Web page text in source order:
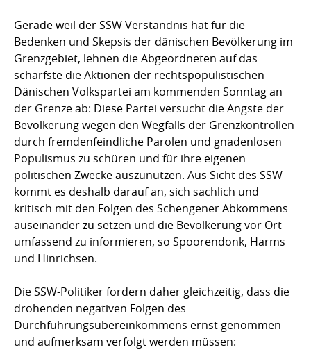
Gerade weil der SSW Verständnis hat für die
Bedenken und Skepsis der dänischen Bevölkerung im
Grenzgebiet, lehnen die Abgeordneten auf das
schärfste die Aktionen der rechtspopulistischen
Dänischen Volkspartei am kommenden Sonntag an
der Grenze ab: Diese Partei versucht die Ängste der
Bevölkerung wegen den Wegfalls der Grenzkontrollen
durch fremdenfeindliche Parolen und gnadenlosen
Populismus zu schüren und für ihre eigenen
politischen Zwecke auszunutzen. Aus Sicht des SSW
kommt es deshalb darauf an, sich sachlich und
kritisch mit den Folgen des Schengener Abkommens
auseinander zu setzen und die Bevölkerung vor Ort
umfassend zu informieren, so Spoorendonk, Harms
und Hinrichsen.
Die SSW-Politiker fordern daher gleichzeitig, dass die
drohenden negativen Folgen des
Durchführungsübereinkommens ernst genommen
und aufmerksam verfolgt werden müssen: